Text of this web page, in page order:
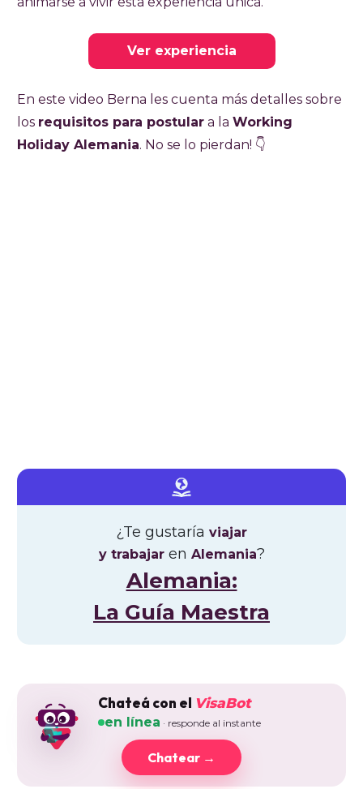
Ver experiencia
En este video Berna les cuenta más detalles sobre
los requisitos para postular a la Working
Holiday Alemania. No se lo pierdan! 👇
¿Te gustaría viajar
y trabajaren Alemania?
Alemania:
La Guía Maestra
Chateá con el VisaBot
en línea · responde al instante
Chatear →